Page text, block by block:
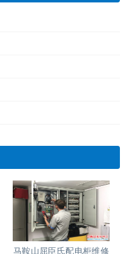
马鞍山屈臣氏配电柜维修